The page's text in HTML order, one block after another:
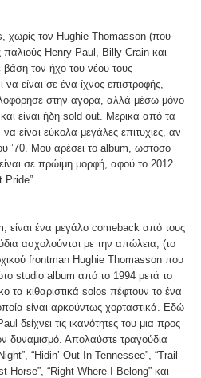
χωρίς τον Hughie Thomasson (που
Henry Paul, Billy Crain και
τον ήχο του νέου τους
είναι σε ένα ίχνος επιστροφής,
στην αγορά, αλλά μέσω μόνο
είναι ήδη sold out. Μερικά από τα
είναι εύκολα μεγάλες επιτυχίες, αν
’70. Μου αρέσει το album, ωστόσο
σε πρώιμη μορφή, αφού το 2012
είναι ένα μεγάλο comeback από τους
ασχολούνται με την απώλεια, (το
frontman Hughie Thomasson που
studio album από το 1994 μετά το
τα κιθαριστικά solos πέφτουν το ένα
είναι αρκούντως χορταστικά. Εδώ
δείχνει τις ικανότητες του μια προς
δυναμισμό. Απολαύστε τραγούδια
“Hidin’ Out In Tennessee”, “Trail
Horse”, “Right Where I Belong” και